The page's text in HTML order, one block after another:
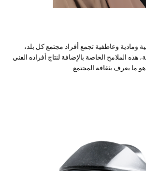
ومادية وعاطفية تجمع أفراد مجتمع كل بلد،
الملامح الخاصة بالإضافة لنتاج أفراده الفني
ما يعرف بثقافة المجتمع